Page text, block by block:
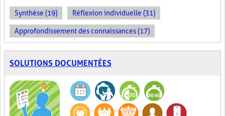
Synthèse (19) Réflexion individuelle (31)
Approfondissement des connaissances (17)
SOLUTIONS DOCUMENTÉES